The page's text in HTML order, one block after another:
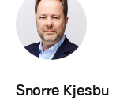
Snorre Kjesbu